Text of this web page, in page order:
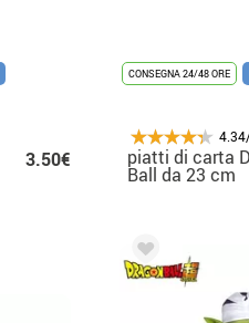
3.50€
CONSEGNA 24/48 ORE
piatti di carta
Ball da 23 cm